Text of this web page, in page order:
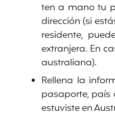
ten a mano tu
dirección (si
residente,
extranjera. En
australiana).
Rellena la
pasaporte, país
estuviste en